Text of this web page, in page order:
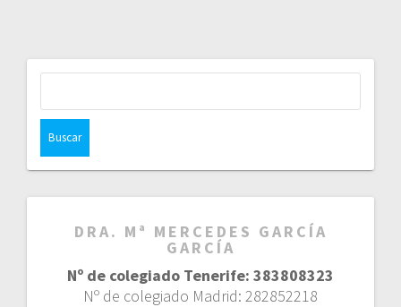
DRA. Mª MERCEDES GARCÍA
GARCÍA
Nº de colegiado Tenerife: 383808323
Nº de colegiado Madrid: 282852218